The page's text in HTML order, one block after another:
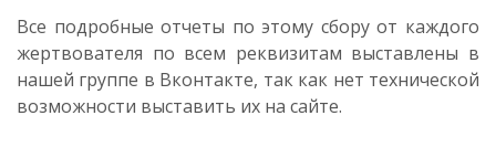
Все подробные отчеты по этому сбору от каждого
жертвователя по всем реквизитам выставлены в
нашей группе в Вконтакте, так как нет технической
возможности выставить их на сайте.